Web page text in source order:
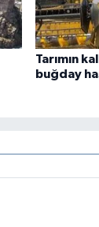
Tarımın
buğday